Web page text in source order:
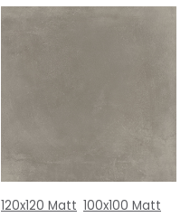
120x120 Matt 100x100 Matt